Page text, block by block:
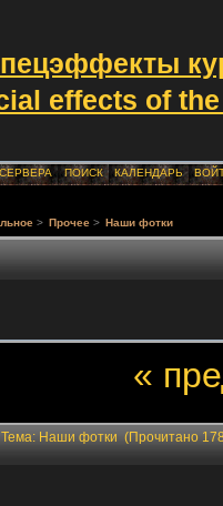
effects of
ПОИСК КАЛЕНДАРЬ
> Прочее > Наши фотки
«
Тема: Наши фотки (Прочитано